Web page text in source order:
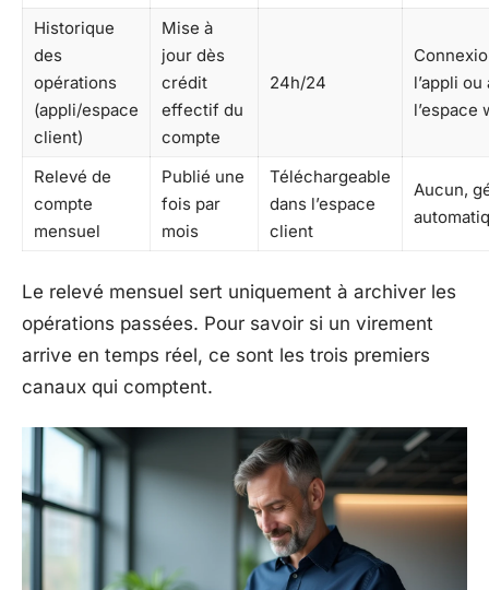
Historique
des
opérations
(appli/espace
client)
Mise à
jour dès
crédit
effectif du
compte
24h/24
l’appli ou
l’espace
Relevé de
compte
mensuel
Publié une
fois par
mois
Téléchargeable
dans l’espace
client
Aucun,
Le relevé mensuel sert uniquement à archiver les
opérations passées. Pour savoir si un virement
arrive en temps réel, ce sont les trois premiers
canaux qui comptent.